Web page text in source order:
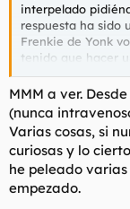
interpelado
respuesta ha sido
Frenkie de Yonk
tenido que hacer
que no te voy a
hijo de puta. En
como el que oye
cuerpo y me he
reaccionado de
ese instinto, soy
Me gustaría saber
MMM a ver.
(nunca
Varias cosas, si
curiosas y lo
he peleado
empezado.